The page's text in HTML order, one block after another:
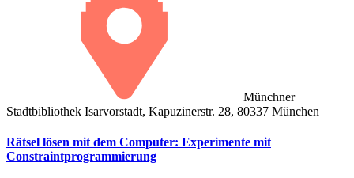
Münchner
Stadtbibliothek Isarvorstadt, Kapuzinerstr. 28, 80337 München
Rätsel lösen mit dem Computer: Experimente mit
Constraintprogrammierung